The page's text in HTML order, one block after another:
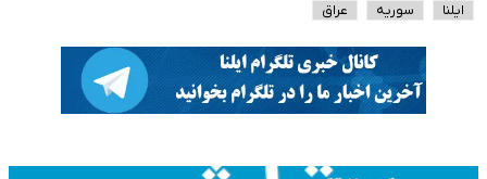
ایلنا سوریه عراق